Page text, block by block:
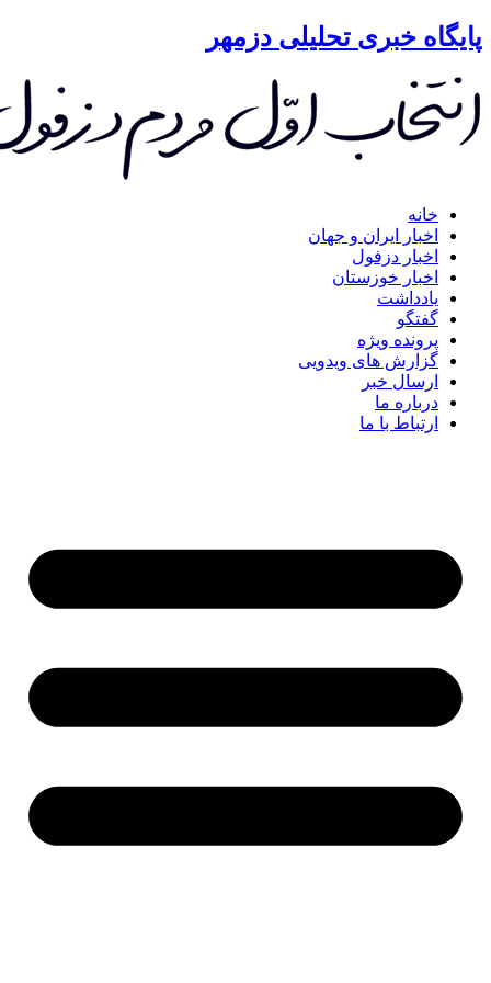
خبری تحلیلی دزمهر
خانه
اخبار ایران و جهان
اخبار دزفول
اخبار خوزستان
یادداشت
گفتگو
پرونده ویژه
گزارش های ویدویی
ارسال خبر
درباره ما
ارتباط با ما